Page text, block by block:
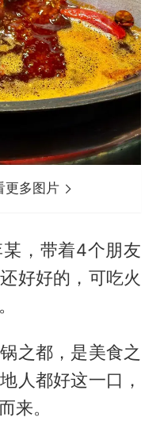
更多图片
，带着4个朋友
好好的，可吃火
之都，是美食之
人都好这一口，
来。